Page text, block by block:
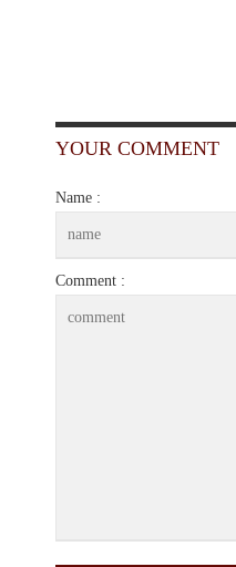
YOUR COMMENT
Name :
Comment :